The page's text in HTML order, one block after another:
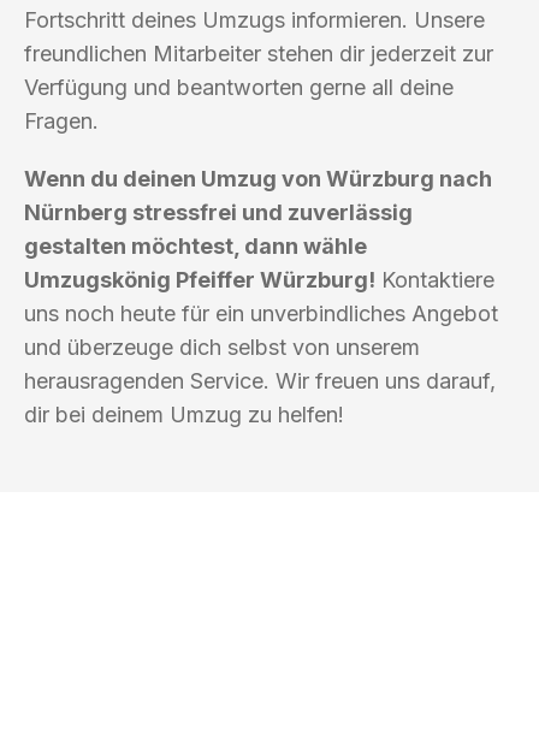
Fortschritt deines Umzugs informieren. Unsere
freundlichen Mitarbeiter stehen dir jederzeit zur
Verfügung und beantworten gerne all deine
Fragen.
Wenn du deinen Umzug von Würzburg nach
Nürnberg stressfrei und zuverlässig
gestalten möchtest, dann wähle
Umzugskönig Pfeiffer Würzburg! Kontaktiere
uns noch heute für ein unverbindliches Angebot
und überzeuge dich selbst von unserem
herausragenden Service. Wir freuen uns darauf,
dir bei deinem Umzug zu helfen!